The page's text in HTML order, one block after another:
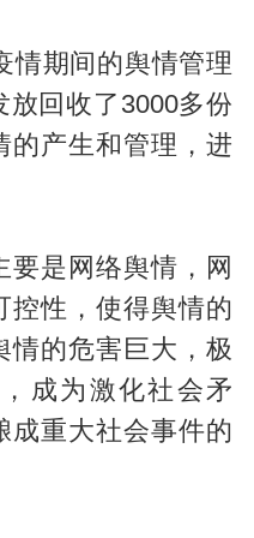
情期间的舆情管理
回收了3000多份
的产生和管理，进
要是网络舆情，网
控性，使得舆情的
情的危害巨大，极
成为激化社会矛
成重大社会事件的